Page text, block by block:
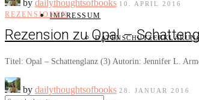
IMPRESSUM
by dailythoughtsofbooks 10. APRIL 2016
REZENSIONEN
Rezension zu Opal –
Titel: Opal – Schattenglanz (3) Autorin: Jennifer L.
by dailythoughtsofbooks 28. JANUAR 2016